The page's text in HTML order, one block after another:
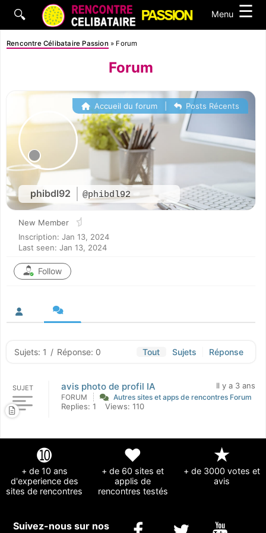
🔍 Menu ☰
Rencontre Célibataire Passion » Forum
Forum
phibdl92 @phibdl92
Accueil du forum | Posts Récents
New Member
Inscription: Jan 13, 2024
Last seen: Jan 13, 2024
Follow
Sujets: 1 / Réponse: 0 Tout Sujets Réponse
SUJET avis photo de profil IA Il y a 3 ans
FORUM Autres sites et apps de rencontres Forum
Replies: 1 Views: 110
➓
+ de 10 ans
d'experience des
sites de rencontres
❤
+ de 60 sites et
applis de
rencontres testés
★
+ de 3000 votes et
avis
Suivez-nous sur nos